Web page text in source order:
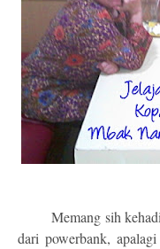
Memang sih
dari powerbank,